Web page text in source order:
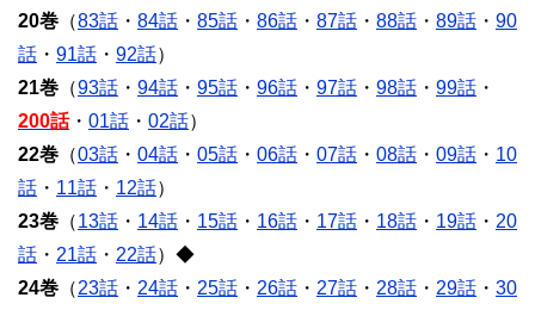
20巻 （83話 ・ 84話 ・ 85話 ・ 86話 ・ 87話 ・ 88話 ・ 89話 ・ 90
話 ・ 91話 ・ 92話）
21巻 （93話 ・ 94話 ・ 95話 ・ 96話 ・ 97話 ・ 98話 ・ 99話 ・
200話・ 01話 ・ 02話）
22巻 （03話 ・ 04話 ・ 05話 ・ 06話 ・ 07話 ・ 08話 ・ 09話 ・ 10
話 ・ 11話 ・ 12話）
23巻 （13話 ・ 14話 ・ 15話 ・ 16話 ・ 17話 ・ 18話 ・ 19話 ・ 20
話 ・ 21話 ・ 22話）◆
24巻 （23話 ・ 24話 ・ 25話 ・ 26話 ・ 27話 ・ 28話 ・ 29話 ・ 30